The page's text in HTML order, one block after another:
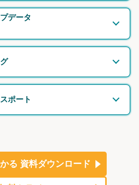
データ
ポート
る 資料ダウンロード